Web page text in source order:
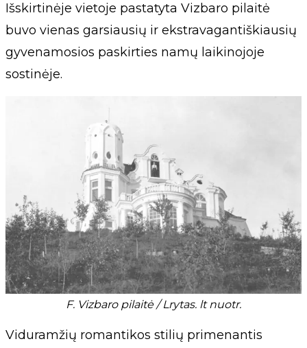
Išskirtinėje vietoje pastatyta Vizbaro pilaitė
buvo vienas garsiausių ir ekstravagantiškiausių
gyvenamosios paskirties namų laikinojoje
sostinėje.
F. Vizbaro pilaitė / Lrytas. lt nuotr.
Viduramžių romantikos stilių primenantis